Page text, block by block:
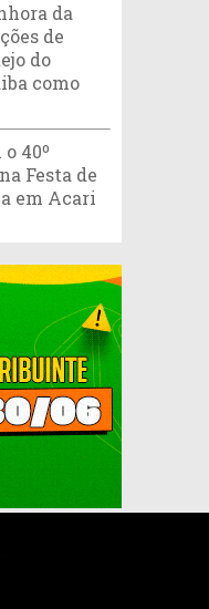
da
de
do
como
40º
Festa de
em Acari